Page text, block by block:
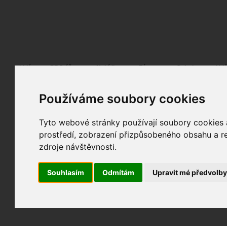
Používáme soubory cookies
Tyto webové stránky používají soubory
prostředí, zobrazení přizpůsobeného obsahu a
zdroje návštěvnosti.
Souhlasím Odmítám Upravit mé předvolby
Lidé PRO účet Nabídky Fórum Galerie
Nejdříve se, prosím, přihlašte.